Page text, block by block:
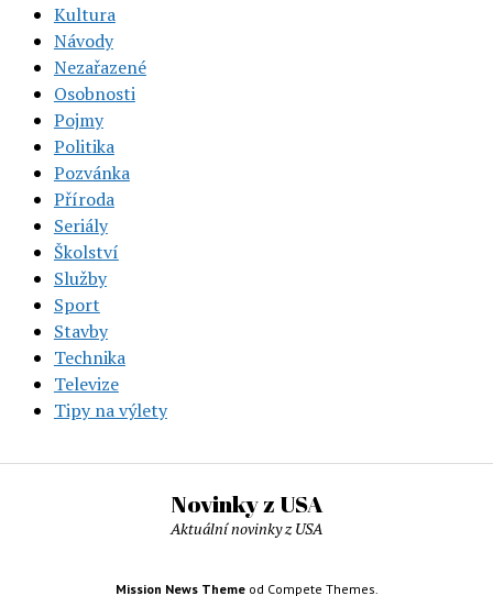
Kultura
Návody
Nezařazené
Osobnosti
Pojmy
Politika
Pozvánka
Příroda
Seriály
Školství
Služby
Sport
Stavby
Technika
Televize
Tipy na výlety
Novinky z USA
Aktuální novinky z USA
Mission News Themeod Compete Themes.